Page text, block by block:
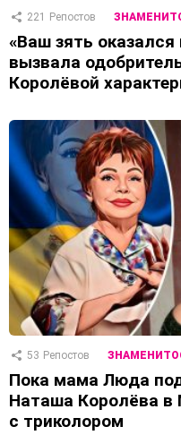
221 Репостов
«Ваш зять
вызвала
Королёвой
53 Репостов
Пока мама Люда
Наташа Королёва в
с триколором